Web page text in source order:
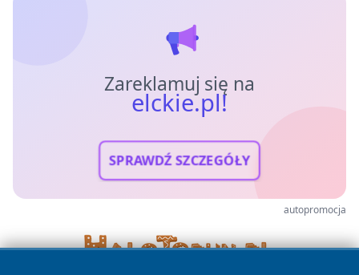
Zareklamuj się na
elckie.pl!
SPRAWDŹ SZCZEGÓŁY
autopromocja